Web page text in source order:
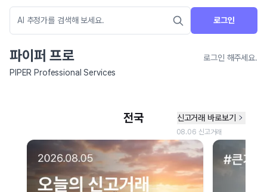
로그인
파이퍼 프로
로그인 해주세요.
PIPER Professional Services